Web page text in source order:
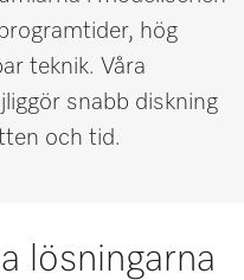
hög
teknik. Våra
snabb diskning
och tid.
lösningarna